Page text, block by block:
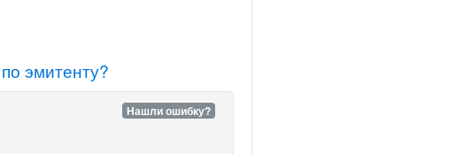
эмитенту?
Нашли ошибку?